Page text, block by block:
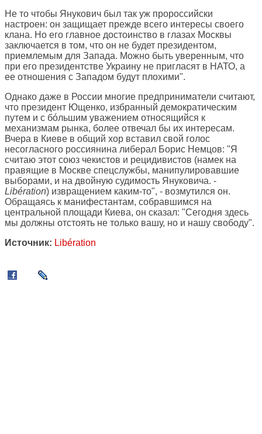
Не то чтобы Янукович был так уж пророссийски
настроен: он защищает прежде всего интересы своего
клана. Но его главное достоинство в глазах Москвы
заключается в том, что он не будет президентом,
приемлемым для Запада. Можно быть уверенным, что
при его президентстве Украину не пригласят в НАТО, а
ее отношения с Западом будут плохими".
Однако даже в России многие предприниматели считают,
что президент Ющенко, избранный демократическим
путем и с бóльшим уважением относящийся к
механизмам рынка, более отвечал бы их интересам.
Вчера в Киеве в общий хор вставил свой голос
несогласного россиянина либерал Борис Немцов: "Я
считаю этот союз чекистов и рецидивистов (намек на
правящие в Москве спецслужбы, манипулировавшие
выборами, и на двойную судимость Януковича. -
Libération) извращением каким-то", - возмутился он.
Обращаясь к манифестантам, собравшимся на
центральной площади Киева, он сказал: "Сегодня здесь
мы должны отстоять не только вашу, но и нашу свободу".
Источник: Libération